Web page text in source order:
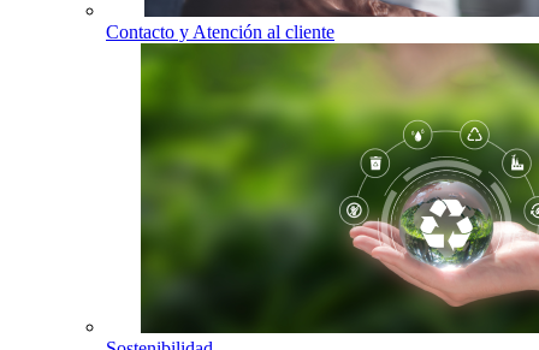
Contacto y Atención al cliente